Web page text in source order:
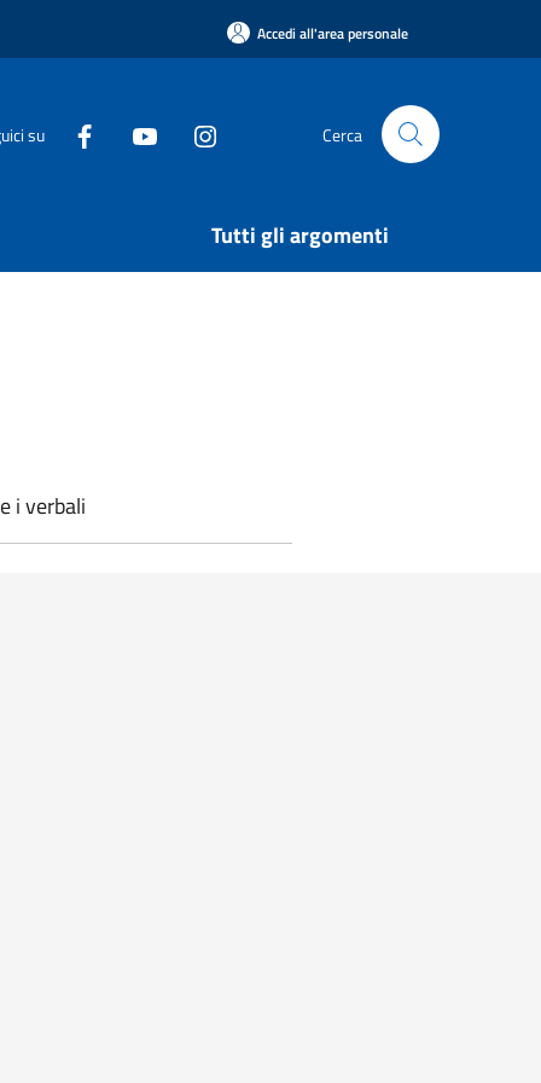
Accedi all'area personale
su Cerca
Tutti gli argomenti
i verbali